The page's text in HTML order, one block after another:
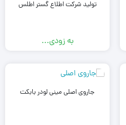
تولید شرکت اطلاع گستر اطلس
به زودی...
جاروی اصلی مینی لودر بابکت